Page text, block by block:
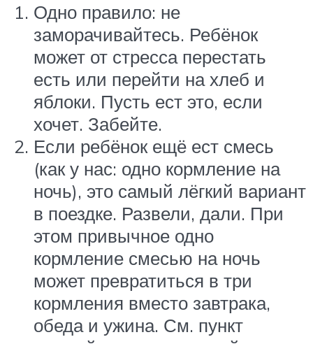
Одно правило: не
заморачивайтесь. Ребёнок
может от стресса перестать
есть или перейти на хлеб и
яблоки. Пусть ест это, если
хочет. Забейте.
Если ребёнок ещё ест смесь
(как у нас: одно кормление на
ночь), это самый лёгкий вариант
в поездке. Развели, дали. При
этом привычное одно
кормление смесью на ночь
может превратиться в три
кормления вместо завтрака,
обеда и ужина. См. пункт